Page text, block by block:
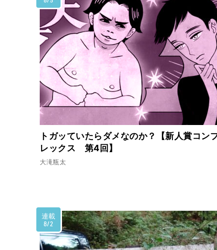
トガッていたらダメなのか？【新人賞コン
レックス 第4回】
大滝瓶太
連載
8/2